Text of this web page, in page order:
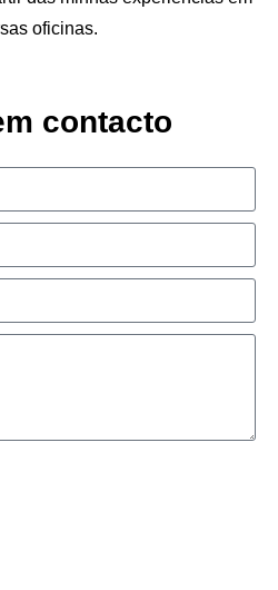
oficinas.
contacto